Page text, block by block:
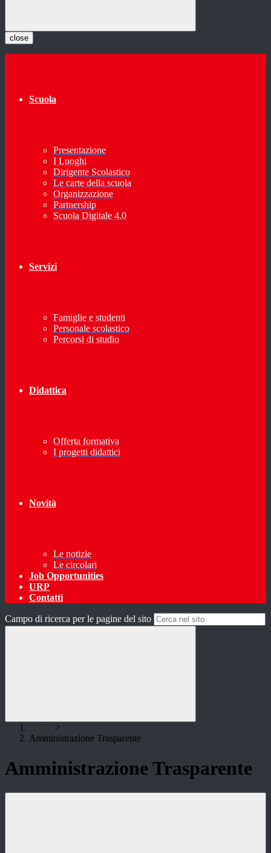
close
Scuola
Presentazione
I Luoghi
Dirigente Scolastico
Le carte della scuola
Organizzazione
Partnership
Scuola Digitale 4.0
Servizi
Famiglie e studenti
Personale scolastico
Percorsi di studio
Didattica
Offerta formativa
I progetti didattici
Novità
Le notizie
Le circolari
Job Opportunities
URP
Contatti
Campo di ricerca per le pagine del sito
>
Amministrazione Trasparente
Amministrazione Trasparente